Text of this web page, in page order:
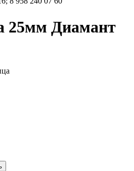
25мм Диамант